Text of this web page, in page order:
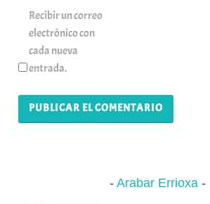
Recibir un correo
electrónico con
cada nueva
entrada.
Arabar Errioxa